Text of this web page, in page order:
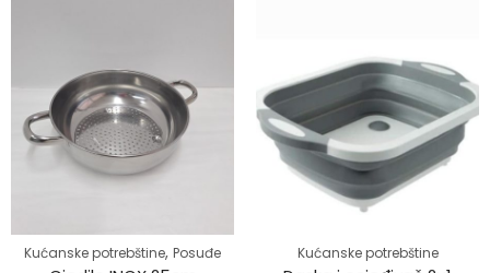
Kućanske potrebštine, Posuđe Kućanske potrebštine